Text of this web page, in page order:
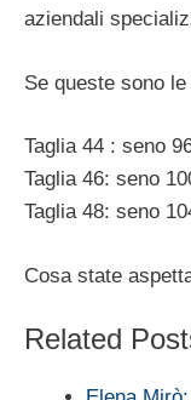
aziendali
Se queste sono
Taglia 44 : seno
Taglia 46: seno
Taglia 48: seno
Cosa state
Related